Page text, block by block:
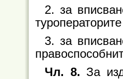
2. за
3. за
Чл. 8. За